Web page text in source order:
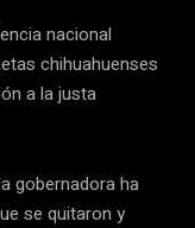
nacional
chihuahuenses
a la justa
gobernadora ha
se quitaron y